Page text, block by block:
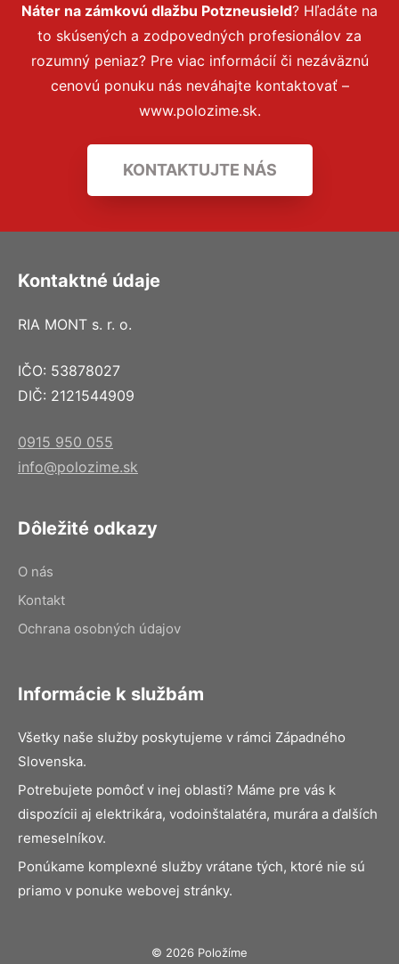
Náter na zámkovú dlažbu Potzneusield? Hľadáte na
to skúsených a zodpovedných profesionálov za
rozumný peniaz? Pre viac informácií či nezáväznú
cenovú ponuku nás neváhajte kontaktovať –
www.polozime.sk.
KONTAKTUJTE NÁS
Kontaktné údaje
RIA MONT s. r. o.
IČO: 53878027
DIČ: 2121544909
0915 950 055
info@polozime.sk
Dôležité odkazy
O nás
Kontakt
Ochrana osobných údajov
Informácie k službám
Všetky naše služby poskytujeme v rámci Západného
Slovenska.
Potrebujete pomôcť v inej oblasti? Máme pre vás k
dispozícii aj elektrikára, vodoinštalatéra, murára a ďalších
remeselníkov.
Ponúkame komplexné služby vrátane tých, ktoré nie sú
priamo v ponuke webovej stránky.
© 2026 Položíme